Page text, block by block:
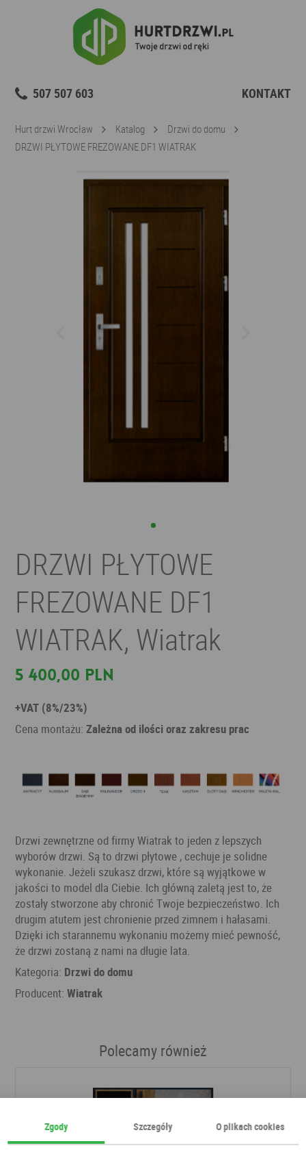
507 507 603 KONTAKT
Hurt drzwi Wrocław Katalog
Drzwi do domu
DRZWI PŁYTOWE FREZOWANE DF1 WIATRAK
DRZWI PŁYTOWE
FREZOWANE DF1
WIATRAK, Wiatrak
5 400,00 PLN
+VAT (8%/23%)
Cena montażu:Zależna od ilości oraz zakresu prac
Drzwi zewnętrzne od firmy Wiatrak to jeden z lepszych
wyborów drzwi. Są to drzwi płytowe , cechuje je solidne
wykonanie. Jeżeli szukasz drzwi, które są wyjątkowe w
jakości to model dla Ciebie. Ich główną zaletą jest to, że
zostały stworzone aby chronić Twoje bezpieczeństwo. Ich
drugim atutem jest chronienie przed zimnem i hałasami.
Dzięki ich starannemu wykonaniu możemy mieć pewność,
że drzwi zostaną z nami na długie lata.
Kategoria: Drzwi do domu
Producent:Wiatrak
Polecamy również
Zgody Szczegóły O plikach cookies